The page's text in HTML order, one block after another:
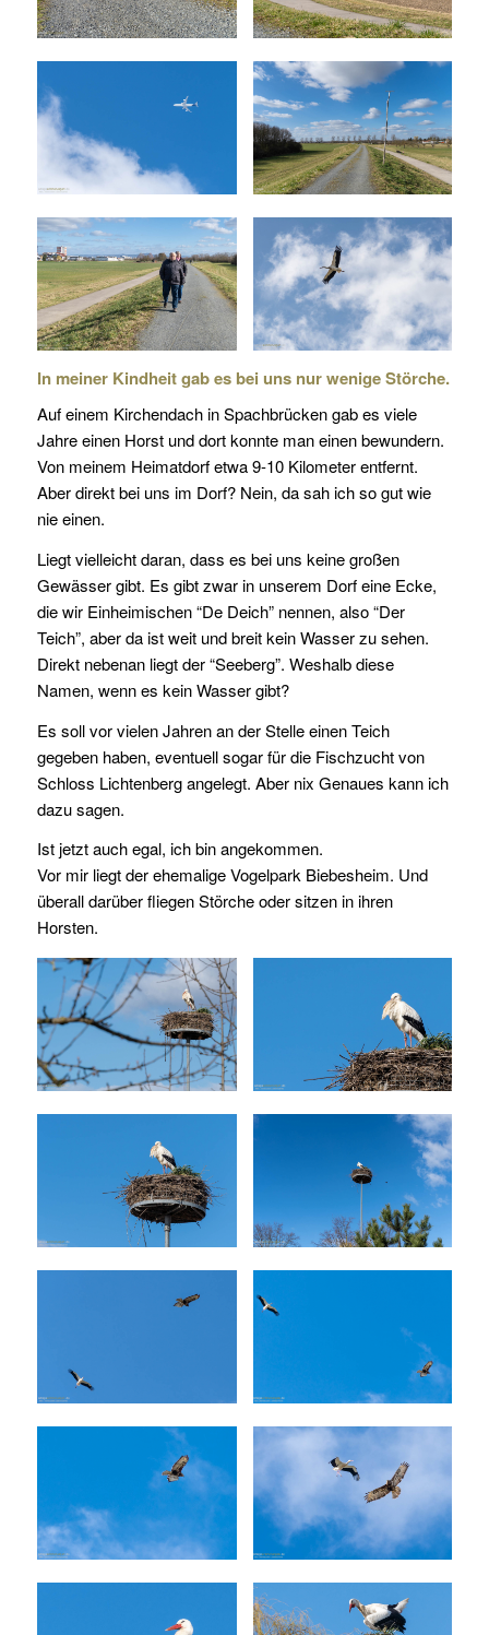
In meiner Kindheit gab es bei uns nur wenige Störche.
Auf einem Kirchendach in Spachbrücken gab es viele
Jahre einen Horst und dort konnte man einen bewundern.
Von meinem Heimatdorf etwa 9-10 Kilometer entfernt.
Aber direkt bei uns im Dorf? Nein, da sah ich so gut wie
nie einen.
Liegt vielleicht daran, dass es bei uns keine großen
Gewässer gibt. Es gibt zwar in unserem Dorf eine Ecke,
die wir Einheimischen “De Deich” nennen, also “Der
Teich”, aber da ist weit und breit kein Wasser zu sehen.
Direkt nebenan liegt der “Seeberg”. Weshalb diese
Namen, wenn es kein Wasser gibt?
Es soll vor vielen Jahren an der Stelle einen Teich
gegeben haben, eventuell sogar für die Fischzucht von
Schloss Lichtenberg angelegt. Aber nix Genaues kann ich
dazu sagen.
Ist jetzt auch egal, ich bin angekommen.
Vor mir liegt der ehemalige Vogelpark Biebesheim. Und
überall darüber fliegen Störche oder sitzen in ihren
Horsten.